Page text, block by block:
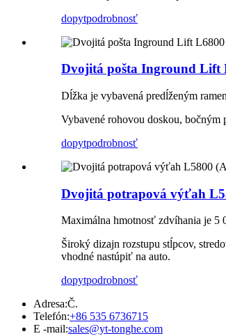
dopytpodrobnosť
Dvojitá pošta Inground Lift
Dĺžka je vybavená predĺženým
Vybavené rohovou doskou, bočným
dopytpodrobnosť
Dvojitá potrapová výťah
Maximálna hmotnosť zdvíhania je 5
Široký dizajn rozstupu stĺpcov,
vhodné nastúpiť na auto.
dopytpodrobnosť
Adresa:Č.
Telefón:+86 535 6736715
E -mail:sales@yt-tonghe.com